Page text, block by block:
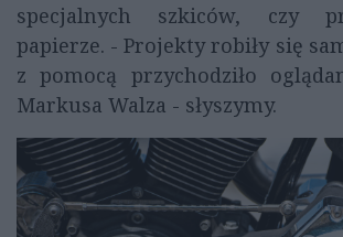
specjalnych szkiców, czy
papierze. - Projekty robiły się
z pomocą przychodziło
Markusa Walza - słyszymy.